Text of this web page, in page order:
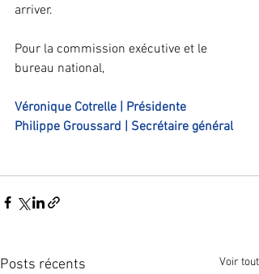
arriver.
Pour la commission exécutive et le
bureau national,
Véronique Cotrelle | Présidente
Philippe Groussard | Secrétaire général
Posts récents Voir tout